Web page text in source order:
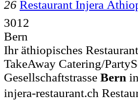
26 Restaurant Injera
3012
Bern
Ihr äthiopisches
TakeAway Catering/
Gesellschaftstrasse Bern
injera-restaurant.ch